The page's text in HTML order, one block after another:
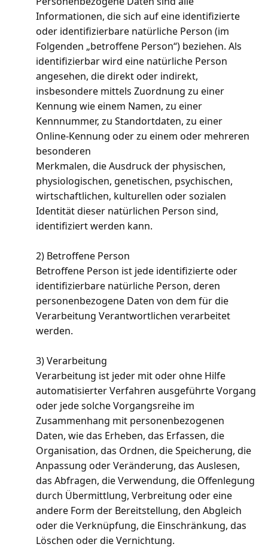
Informationen, die sich auf eine identifizierte
oder identifizierbare natürliche Person (im
Folgenden „betroffene Person“) beziehen. Als
identifizierbar wird eine natürliche Person
angesehen, die direkt oder indirekt,
insbesondere mittels Zuordnung zu einer
Kennung wie einem Namen, zu einer
Kennnummer, zu Standortdaten, zu einer
Online-Kennung oder zu einem oder mehreren
besonderen
Merkmalen, die Ausdruck der physischen,
physiologischen, genetischen, psychischen,
wirtschaftlichen, kulturellen oder sozialen
Identität dieser natürlichen Person sind,
identifiziert werden kann.
2) Betroffene Person
Betroffene Person ist jede identifizierte oder
identifizierbare natürliche Person, deren
personenbezogene Daten von dem für die
Verarbeitung Verantwortlichen verarbeitet
werden.
3) Verarbeitung
Verarbeitung ist jeder mit oder ohne Hilfe
automatisierter Verfahren ausgeführte Vorgang
oder jede solche Vorgangsreihe im
Zusammenhang mit personenbezogenen
Daten, wie das Erheben, das Erfassen, die
Organisation, das Ordnen, die Speicherung, die
Anpassung oder Veränderung, das Auslesen,
das Abfragen, die Verwendung, die Offenlegung
durch Übermittlung, Verbreitung oder eine
andere Form der Bereitstellung, den Abgleich
oder die Verknüpfung, die Einschränkung, das
Löschen oder die Vernichtung.